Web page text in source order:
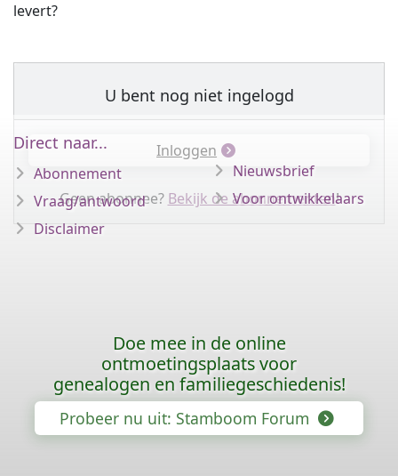
levert?
U bent nog niet ingelogd
Inloggen
Geen abonnee? Bekijk de abonnementen!
Direct naar...
Abonnement
Vraag/antwoord
Disclaimer
Nieuwsbrief
Voor ontwikkelaars
Doe mee in de online
ontmoetingsplaats voor
genealogen en familiegeschiedenis!
Probeer nu uit: Stamboom Forum